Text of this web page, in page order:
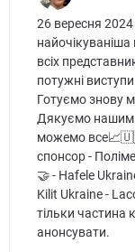
26 вересня 2024
найочікуваніша
всіх
потужні
Готуємо знову
Дякуємо нашим
можемо
спонсор -
🤝 - Hafele
Kilit Ukraine -
тільки частина
анонсувати.